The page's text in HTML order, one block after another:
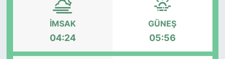
İMSAK
04:24
GÜNEŞ
05:56